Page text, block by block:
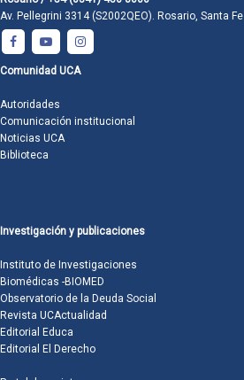
Av. Pellegrini 3314 (S2002QEO). Rosario, Santa Fe
Comunidad UCA
Autoridades
Comunicación institucional
Noticias UCA
Biblioteca
Investigación y publicaciones
Instituto de Investigaciones
Biomédicas -BIOMED
Observatorio de la Deuda Social
Revista UCActualidad
Editorial Educa
Editorial El Derecho